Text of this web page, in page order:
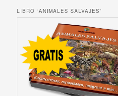
LIBRO “ANIMALES SALVAJES”